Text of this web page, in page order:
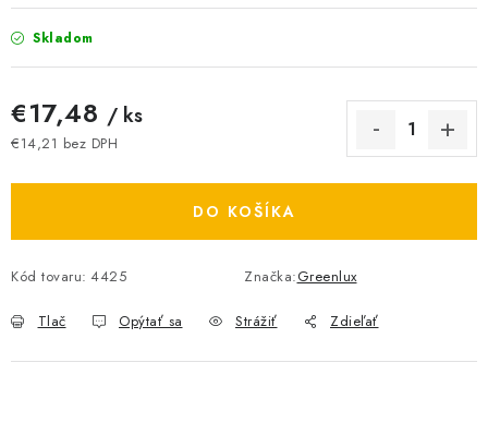
OBCHOD
O NÁS
ZÁSUVKY A VYPÍNAČE
DOMÁCNOSŤ
ELEKTROMEROVÉ ROZVÁDZAČE
Skladom
€17,48 / ks
€14,21 bez DPH
DO KOŠÍKA
Kód tovaru: 4425 Značka:Greenlux
Tlač Opýtať sa Strážiť Zdieľať